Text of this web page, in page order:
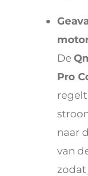
De
Pro
naar
van
zodat